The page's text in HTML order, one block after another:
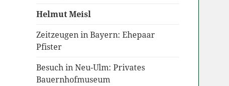
Helmut Meisl
Zeitzeugen in Bayern: Ehepaar
Pfister
Besuch in Neu-Ulm: Privates
Bauernhofmuseum